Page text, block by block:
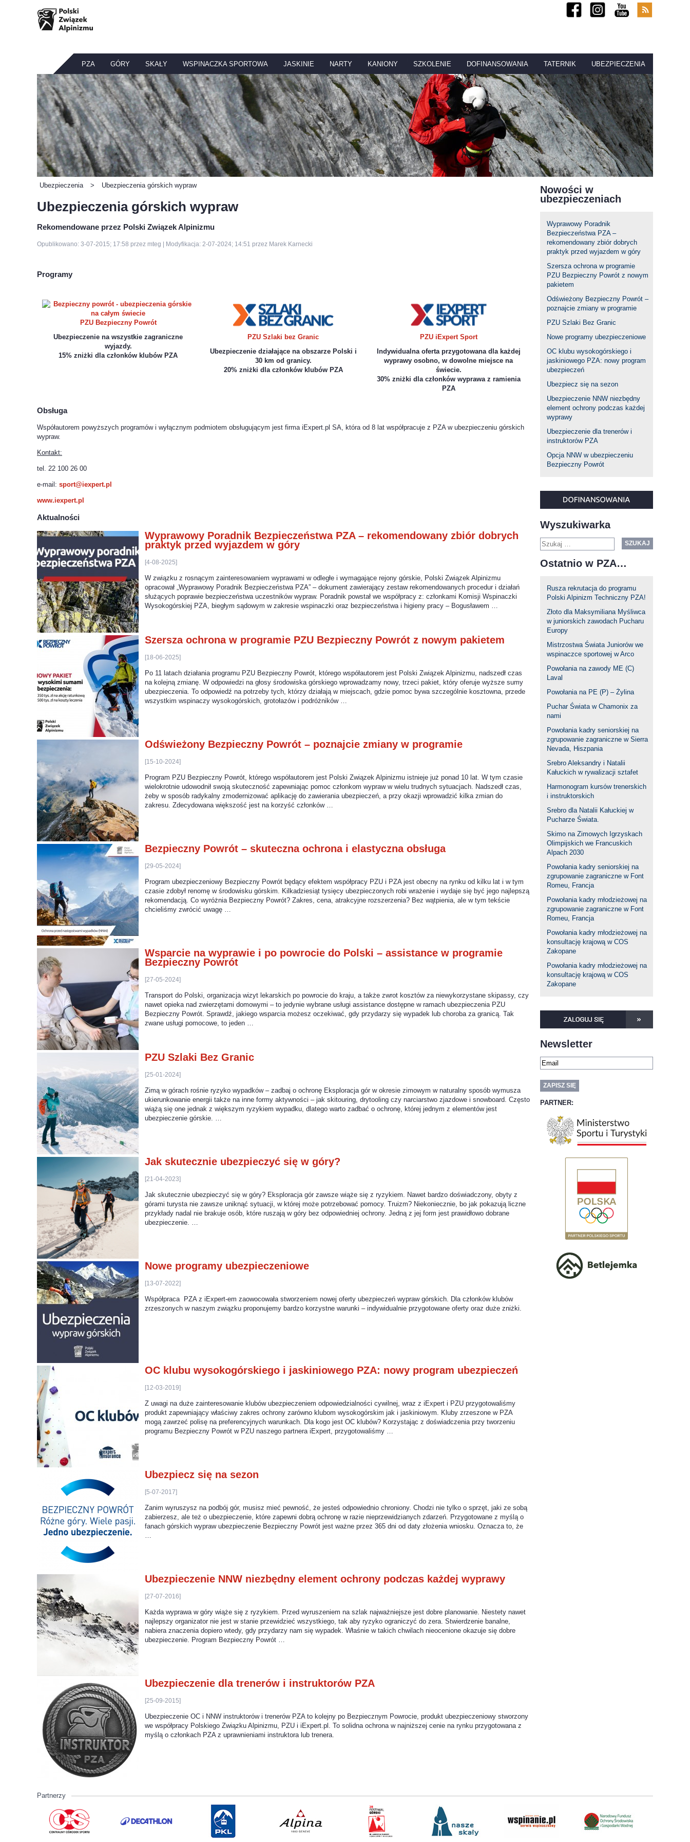
PZA GÓRY SKAŁY WSPINACZKA SPORTOWA JASKINIE NARTY KANIONY SZKOLENIE DOFINANSOWANIA TATERNIK UBEZPIECZENIA
Nowości w
ubezpieczeniach
Wyprawowy Poradnik
Bezpieczeństwa PZA –
rekomendowany zbiór dobrych
praktyk przed wyjazdem w góry
Szersza ochrona w programie
PZU Bezpieczny Powrót z nowym
pakietem
Odświeżony Bezpieczny Powrót –
poznajcie zmiany w programie
PZU Szlaki Bez Granic
Nowe programy ubezpieczeniowe
OC klubu wysokogórskiego i
jaskiniowego PZA: nowy program
ubezpieczeń
Ubezpiecz się na sezon
Ubezpieczenie NNW niezbędny
element ochrony podczas każdej
wyprawy
Ubezpieczenie dla trenerów i
instruktorów PZA
Opcja NNW w ubezpieczeniu
Bezpieczny Powrót
Wyszukiwarka
SZUKAJ
Ostatnio w PZA…
Rusza rekrutacja do programu
Polski Alpinizm Techniczny PZA!
Złoto dla Maksymiliana Myśliwca
w juniorskich zawodach Pucharu
Europy
Mistrzostwa Świata Juniorów we
wspinaczce sportowej w Arco
Powołania na zawody ME (C)
Laval
Powołania na PE (P) – Żylina
Puchar Świata w Chamonix za
nami
Powołania kadry seniorskiej na
zgrupowanie zagraniczne w Sierra
Nevada, Hiszpania
Srebro Aleksandry i Natalii
Kałuckich w rywalizacji sztafet
Harmonogram kursów trenerskich
i instruktorskich
Srebro dla Natalii Kałuckiej w
Pucharze Świata.
Skimo na Zimowych Igrzyskach
Olimpijskich we Francuskich
Alpach 2030
Powołania kadry seniorskiej na
zgrupowanie zagraniczne w Font
Romeu, Francja
Powołania kadry młodzieżowej na
zgrupowanie zagraniczne w Font
Romeu, Francja
Powołania kadry młodzieżowej na
konsultację krajową w COS
Zakopane
Powołania kadry młodzieżowej na
konsultację krajową w COS
Zakopane
Newsletter
PARTNER:
Ubezpieczenia > Ubezpieczenia górskich wypraw
Ubezpieczenia górskich wypraw
Rekomendowane przez Polski Związek Alpinizmu
Opublikowano: 3-07-2015; 17:58 przez mteg | Modyfikacja: 2-07-2024; 14:51 przez Marek Karnecki
Programy
PZU Bezpieczny Powrót
Ubezpieczenie na wszystkie zagraniczne
wyjazdy.
15% zniżki dla członków klubów PZA
PZU Szlaki bez Granic
Ubezpieczenie działające na obszarze Polski i
30 km od granicy.
20% zniżki dla członków klubów PZA
PZU iExpert Sport
Indywidualna oferta przygotowana dla każdej
wyprawy osobno, w dowolne miejsce na
świecie.
30% zniżki dla członków wyprawa z ramienia
PZA
Obsługa
Współautorem powyższych programów i wyłącznym podmiotem obsługującym jest firma iExpert.pl SA, która od 8 lat współpracuje z PZA w ubezpieczeniu górskich
wypraw.
Kontakt:
tel. 22 100 26 00
e-mail: sport@iexpert.pl
www.iexpert.pl
Aktualności
Wyprawowy Poradnik Bezpieczeństwa PZA – rekomendowany zbiór dobrych
praktyk przed wyjazdem w góry
[4-08-2025]
W związku z rosnącym zainteresowaniem wyprawami w odległe i wymagające rejony górskie, Polski Związek Alpinizmu
opracował „Wyprawowy Poradnik Bezpieczeństwa PZA” – dokument zawierający zestaw rekomendowanych procedur i działań
służących poprawie bezpieczeństwa uczestników wypraw. Poradnik powstał we współpracy z: członkami Komisji Wspinaczki
Wysokogórskiej PZA, biegłym sądowym w zakresie wspinaczki oraz bezpieczeństwa i higieny pracy – Bogusławem …
Szersza ochrona w programie PZU Bezpieczny Powrót z nowym pakietem
[18-06-2025]
Po 11 latach działania programu PZU Bezpieczny Powrót, którego współautorem jest Polski Związek Alpinizmu, nadszedł czas
na kolejną zmianę. W odpowiedzi na głosy środowiska górskiego wprowadzamy nowy, trzeci pakiet, który oferuje wyższe sumy
ubezpieczenia. To odpowiedź na potrzeby tych, którzy działają w miejscach, gdzie pomoc bywa szczególnie kosztowna, przede
wszystkim wspinaczy wysokogórskich, grotołazów i podróżników …
Odświeżony Bezpieczny Powrót – poznajcie zmiany w programie
[15-10-2024]
Program PZU Bezpieczny Powrót, którego współautorem jest Polski Związek Alpinizmu istnieje już ponad 10 lat. W tym czasie
wielokrotnie udowodnił swoją skuteczność zapewniając pomoc członkom wypraw w wielu trudnych sytuacjach. Nadszedł czas,
żeby w sposób radykalny zmodernizować aplikację do zawierania ubezpieczeń, a przy okazji wprowadzić kilka zmian do
zakresu. Zdecydowana większość jest na korzyść członków …
Bezpieczny Powrót – skuteczna ochrona i elastyczna obsługa
[29-05-2024]
Program ubezpieczeniowy Bezpieczny Powrót będący efektem współpracy PZU i PZA jest obecny na rynku od kilku lat i w tym
czasie zdobył renomę w środowisku górskim. Kilkadziesiąt tysięcy ubezpieczonych robi wrażenie i wydaje się być jego najlepszą
rekomendacją. Co wyróżnia Bezpieczny Powrót? Zakres, cena, atrakcyjne rozszerzenia? Bez wątpienia, ale w tym tekście
chcieliśmy zwrócić uwagę …
Wsparcie na wyprawie i po powrocie do Polski – assistance w programie
Bezpieczny Powrót
[27-05-2024]
Transport do Polski, organizacja wizyt lekarskich po powrocie do kraju, a także zwrot kosztów za niewykorzystane skipassy, czy
nawet opieka nad zwierzętami domowymi – to jedynie wybrane usługi assistance dostępne w ramach ubezpieczenia PZU
Bezpieczny Powrót. Sprawdź, jakiego wsparcia możesz oczekiwać, gdy przydarzy się wypadek lub choroba za granicą. Tak
zwane usługi pomocowe, to jeden …
PZU Szlaki Bez Granic
[25-01-2024]
Zimą w górach rośnie ryzyko wypadków – zadbaj o ochronę Eksploracja gór w okresie zimowym w naturalny sposób wymusza
ukierunkowanie energii także na inne formy aktywności – jak skitouring, drytooling czy narciarstwo zjazdowe i snowboard. Często
wiążą się one jednak z większym ryzykiem wypadku, dlatego warto zadbać o ochronę, której jednym z elementów jest
ubezpieczenie górskie. …
Jak skutecznie ubezpieczyć się w góry?
[21-04-2023]
Jak skutecznie ubezpieczyć się w góry? Eksploracja gór zawsze wiąże się z ryzykiem. Nawet bardzo doświadczony, obyty z
górami turysta nie zawsze uniknąć sytuacji, w której może potrzebować pomocy. Truizm? Niekoniecznie, bo jak pokazują liczne
przykłady nadal nie brakuje osób, które ruszają w góry bez odpowiedniej ochrony. Jedną z jej form jest prawidłowo dobrane
ubezpieczenie. …
Nowe programy ubezpieczeniowe
[13-07-2022]
Współpraca PZA z iExpert-em zaowocowała stworzeniem nowej oferty ubezpieczeń wypraw górskich. Dla członków klubów
zrzeszonych w naszym związku proponujemy bardzo korzystne warunki – indywidualnie przygotowane oferty oraz duże zniżki.
OC klubu wysokogórskiego i jaskiniowego PZA: nowy program ubezpieczeń
[12-03-2019]
Z uwagi na duże zainteresowanie klubów ubezpieczeniem odpowiedzialności cywilnej, wraz z iExpert i PZU przygotowaliśmy
produkt zapewniający właściwy zakres ochrony zarówno klubom wysokogórskim jak i jaskiniowym. Kluby zrzeszone w PZA
mogą zawrzeć polisę na preferencyjnych warunkach. Dla kogo jest OC klubów? Korzystając z doświadczenia przy tworzeniu
programu Bezpieczny Powrót w PZU naszego partnera iExpert, przygotowaliśmy …
Ubezpiecz się na sezon
[5-07-2017]
Zanim wyruszysz na podbój gór, musisz mieć pewność, że jesteś odpowiednio chroniony. Chodzi nie tylko o sprzęt, jaki ze sobą
zabierzesz, ale też o ubezpieczenie, które zapewni dobrą ochronę w razie nieprzewidzianych zdarzeń. Przygotowane z myślą o
fanach górskich wypraw ubezpieczenie Bezpieczny Powrót jest ważne przez 365 dni od daty złożenia wniosku. Oznacza to, że
Ubezpieczenie NNW niezbędny element ochrony podczas każdej wyprawy
[27-07-2016]
Każda wyprawa w góry wiąże się z ryzykiem. Przed wyruszeniem na szlak najważniejsze jest dobre planowanie. Niestety nawet
najlepszy organizator nie jest w stanie przewidzieć wszystkiego, tak aby ryzyko ograniczyć do zera. Stwierdzenie banalne,
nabiera znaczenia dopiero wtedy, gdy przydarzy nam się wypadek. Właśnie w takich chwilach nieocenione okazuje się dobre
ubezpieczenie. Program Bezpieczny Powrót …
Ubezpieczenie dla trenerów i instruktorów PZA
[25-09-2015]
Ubezpieczenie OC i NNW instruktorów i trenerów PZA to kolejny po Bezpiecznym Powrocie, produkt ubezpieczeniowy stworzony
we współpracy Polskiego Związku Alpinizmu, PZU i iExpert.pl. To solidna ochrona w najniższej cenie na rynku przygotowana z
myślą o członkach PZA z uprawnieniami instruktora lub trenera.
Partnerzy